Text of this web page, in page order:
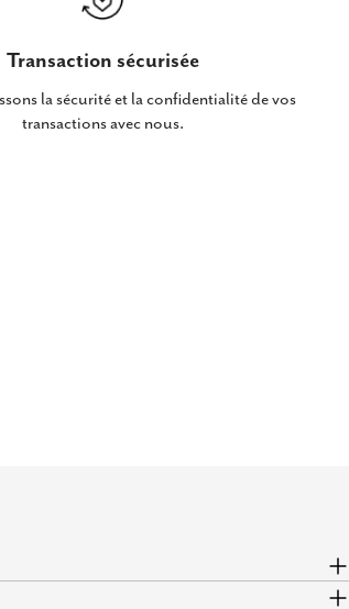
Transaction sécurisée
la sécurité et la confidentialité de vos
transactions avec nous.